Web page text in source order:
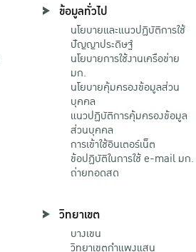
ข้อมูลทั่วไป
นโยบายและแนวปฏิบัติการใช้
ปัญญาประดิษฐ์
นโยบายการใช้งานเครือข่าย
มก.
นโยบายคุ้มครองข้อมูลส่วน
บุคคล
แนวปฏิบัติการคุ้มครองข้อมูล
ส่วนบุคคล
การเข้าใช้อินเตอร์เน็ต
ข้อปฏิบัติในการใช้ e-mail มก.
ถ่ายทอดสด
วิทยาเขต
บางเขน
วิทยาเขตกําแพงแสน